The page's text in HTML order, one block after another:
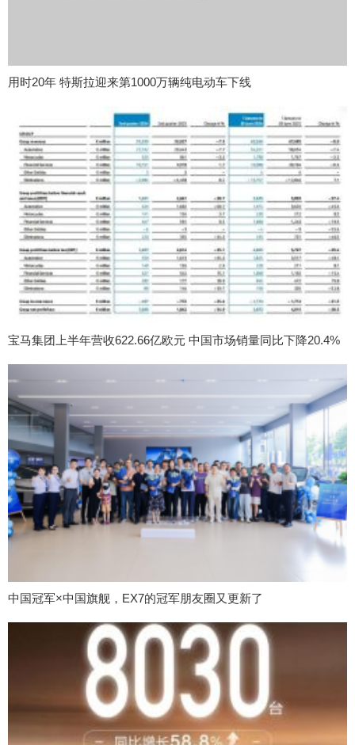
用时20年 特斯拉迎来第1000万辆纯电动车下线
宝马集团上半年营收622.66亿欧元 中国市场销量同比下降20.4%
中国冠军×中国旗舰，EX7的冠军朋友圈又更新了